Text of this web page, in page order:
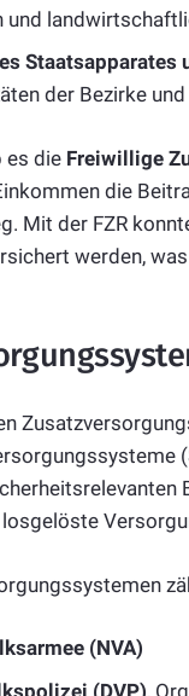
und
der Bezirke
es die Freiwillige
die
Mit der FZR
werden,
(NVA)
(DVP),